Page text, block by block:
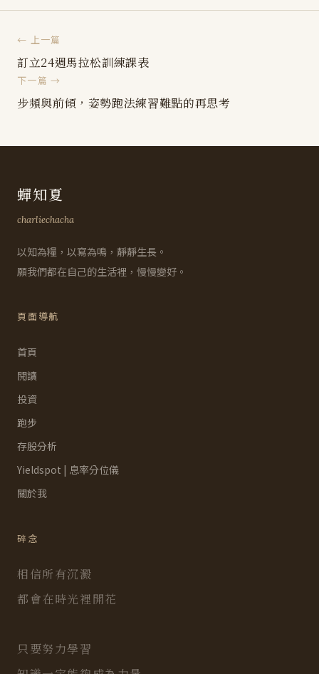
← 上一篇
訂立24週馬拉松訓練課表
下一篇 →
步頻與前傾，姿勢跑法練習難點的再思考
蟬知夏
charliechacha
以知為糧，以寫為鳴，靜靜生長。
願我們都在自己的生活裡，慢慢變好。
頁面導航
首頁
閱讀
投資
跑步
存股分析
Yieldspot | 息率分位儀
關於我
碎念
相信所有沉澱
都會在時光裡開花
只要努力學習